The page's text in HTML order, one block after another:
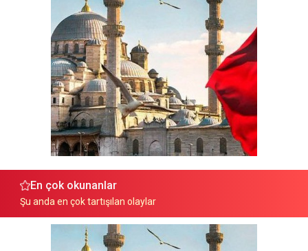
En çok okunanlar
Şu anda en çok tartışılan olaylar